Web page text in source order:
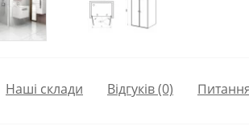
Наші склади Відгуків (0)